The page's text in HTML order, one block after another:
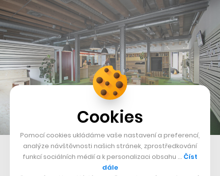
Kanceláře Etnetery v pražských Holešovicích
Etnetera společně s dalšími osmi firmami jako například
Cookies
Pomocí cookies ukládáme vaše nastavení a preferencí,
analýze návštěvnosti našich stránek, zprostředkování
funkcí sociálních médií a k personalizaci obsahu … Číst
dále